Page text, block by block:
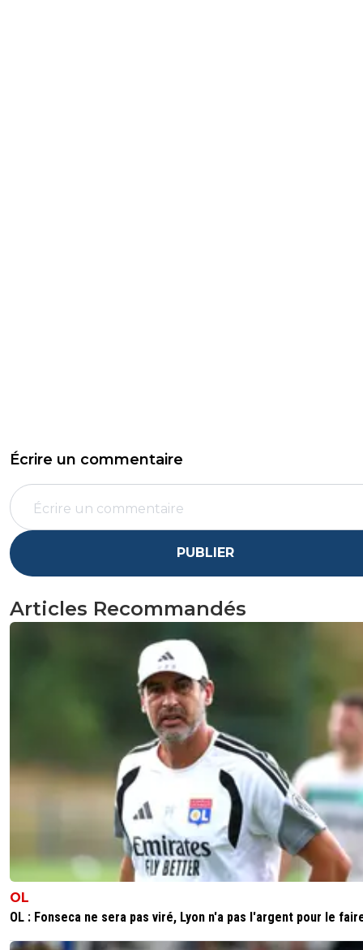
Écrire un commentaire
PUBLIER
Articles Recommandés
OL
OL : Fonseca ne sera pas viré, Lyon n'a pas l'argent pour le